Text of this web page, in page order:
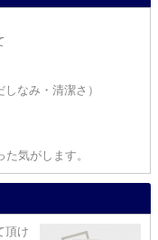
なみ・清潔さ）
気がします。
頂け